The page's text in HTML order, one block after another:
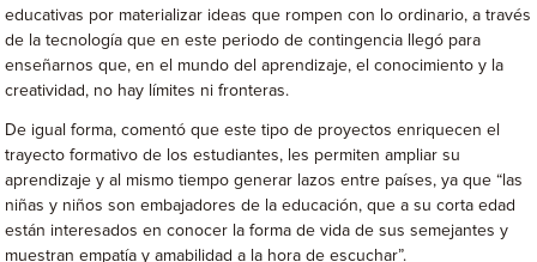
educativas por materializar ideas que rompen con lo ordinario, a través
de la tecnología que en este periodo de contingencia llegó para
enseñarnos que, en el mundo del aprendizaje, el conocimiento y la
creatividad, no hay límites ni fronteras.
De igual forma, comentó que este tipo de proyectos enriquecen el
trayecto formativo de los estudiantes, les permiten ampliar su
aprendizaje y al mismo tiempo generar lazos entre países, ya que “las
niñas y niños son embajadores de la educación, que a su corta edad
están interesados en conocer la forma de vida de sus semejantes y
muestran empatía y amabilidad a la hora de escuchar”.